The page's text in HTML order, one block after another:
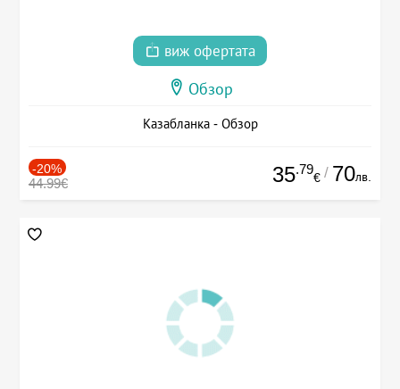
виж офертата
Обзор
Казабланка - Обзор
-20%
44.99€ 35.79
€ / 70лв.